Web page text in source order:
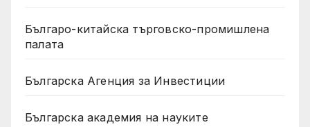
Българо-китайска търговско-промишлена
палата
Българска Агенция за Инвестиции
Българска академия на науките